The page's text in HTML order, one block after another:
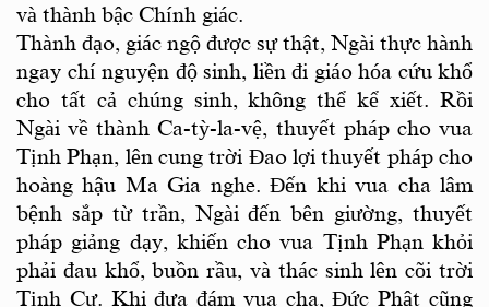
và thành bậc Chính giác.
Thành đạo, giác ngộ được sự thật, Ngài thực hành
ngay chí nguyện độ sinh, liền đi giáo hóa cứu khổ
cho tất cả chúng sinh, không thể kể xiết. Rồi
Ngài về thành Ca-tỳ-la-vệ, thuyết pháp cho vua
Tịnh Phạn, lên cung trời Đao lợi thuyết pháp cho
hoàng hậu Ma Gia nghe. Đến khi vua cha lâm
bệnh sắp từ trần, Ngài đến bên giường, thuyết
pháp giảng dạy, khiến cho vua Tịnh Phạn khỏi
phải đau khổ, buồn rầu, và thác sinh lên cõi trời
Tịnh Cư. Khi đưa đám vua cha, Đức Phật cũng